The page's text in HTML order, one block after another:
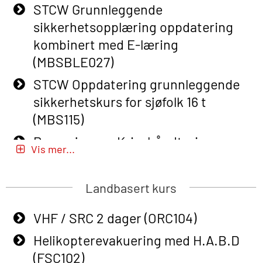
Basic Safety Training – Refresher
Course (English) (OBS1063)
Basic Safety Training (English) – with
E-learning (OBSBLE050)
Helikopterevakuering inkl pustelunge
med adaptive e-læring (OSEBLE018)
Helicopter Underwater Escape incl.
Airpocket with E-learning (English)
Additional Basic Safety Training for
Grunnleggende Sikkerhetskurs –
Rep. for helikoptermannskap inkl.
STCW Grunnleggende
sikkerhetsopplæring oppdatering
kombinert med E-læring
(MBSBLE027)
STCW Oppdatering grunnleggende
sikkerhetskurs for sjøfolk 16 t
(MBS115)
Passasjer- og Krisehåndtering
Passasjer- og Krisehåndtering
STCW Grunnleggende
sikkerhetsopplæring for fiskere
(MBSBLE031)
Vis mer...
Landbasert kurs
VHF / SRC 2 dager (ORC104)
Helikopterevakuering med H.A.B.D
(FSC102)